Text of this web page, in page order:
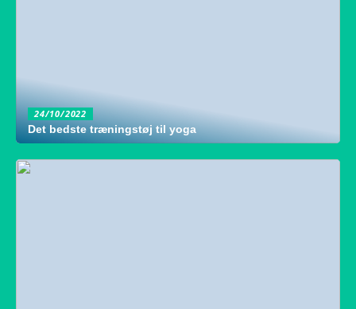
24/10/2022
Det bedste træningstøj til yoga